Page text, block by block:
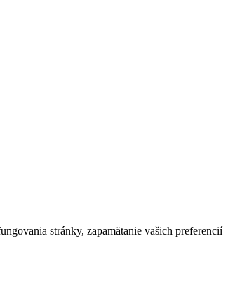
stránky, zapamätanie vašich preferencií